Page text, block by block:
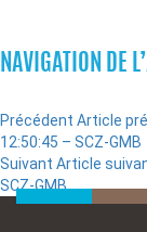
NAVIGATION DE
Précédent Article
12:50:45 – SCZ-GMB
Suivant Article
SCZ-GMB